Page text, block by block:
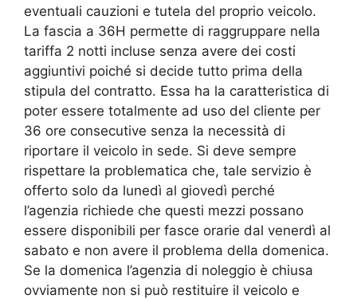
eventuali cauzioni e tutela del proprio veicolo.
La fascia a 36H permette di raggruppare nella
tariffa 2 notti incluse senza avere dei costi
aggiuntivi poiché si decide tutto prima della
stipula del contratto. Essa ha la caratteristica di
poter essere totalmente ad uso del cliente per
36 ore consecutive senza la necessità di
riportare il veicolo in sede. Si deve sempre
rispettare la problematica che, tale servizio è
offerto solo da lunedì al giovedì perché
l’agenzia richiede che questi mezzi possano
essere disponibili per fasce orarie dal venerdì al
sabato e non avere il problema della domenica.
Se la domenica l’agenzia di noleggio è chiusa
ovviamente non si può restituire il veicolo e